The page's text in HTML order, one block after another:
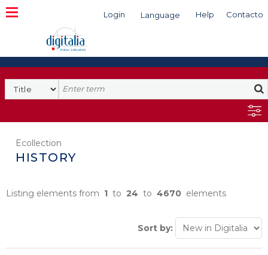
Login Language Help Contacto
Search
Ecollection
HISTORY
Listing elements from 1 to 24 to 4670 elements
Sort by: